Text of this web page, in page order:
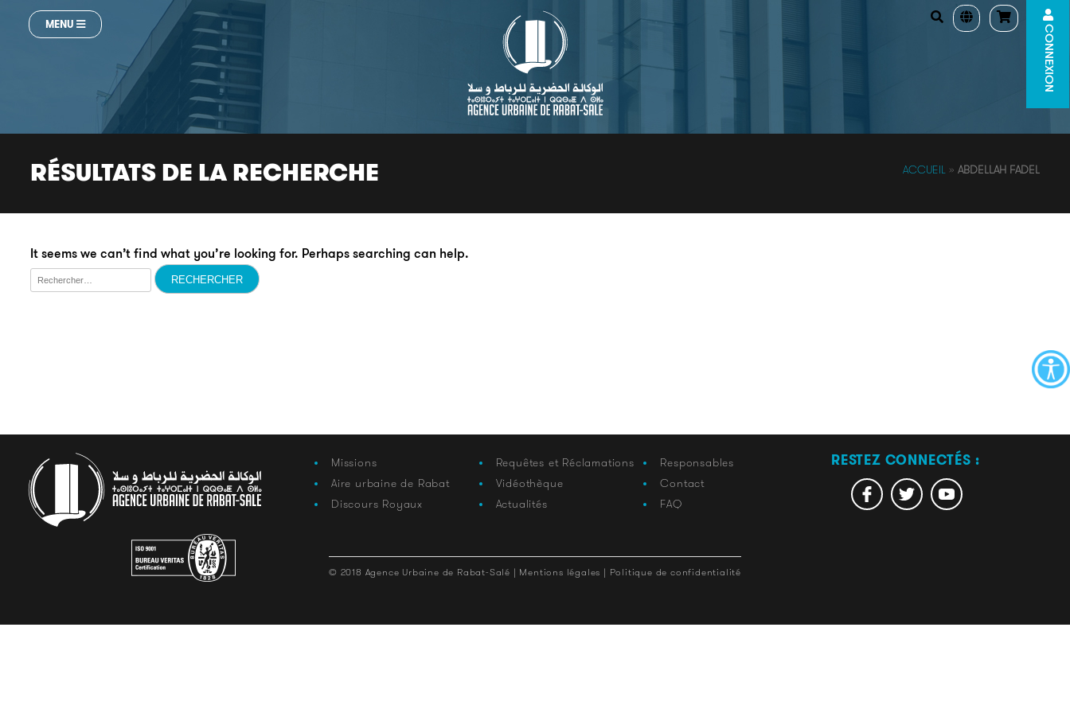
MENU CONNEXION
RÉSULTATS DE LA RECHERCHE ACCUEIL» ABDELLAH FADEL
It seems we can’t find what you’re looking for. Perhaps searching can help.
Rechercher :
Missions
Aire urbaine de Rabat
Discours Royaux
Requêtes et Réclamations
Vidéothèque
Actualités
Responsables
Contact
FAQ
RESTEZ CONNECTÉS :
© 2018 Agence Urbaine de Rabat-Salé | Mentions légales | Politique de confidentialité